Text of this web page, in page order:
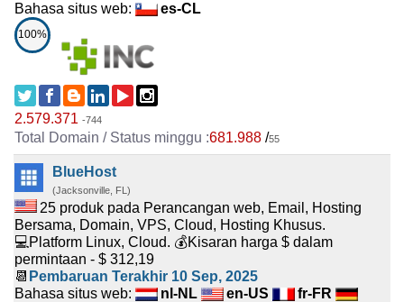
Bahasa situs web:
es-CL
100%
2.579.371 -744
681.988 /55
BlueHost
(Jacksonville, FL)
25 produk pada Perancangan web, Email, Hosting
Bersama, Domain, VPS, Cloud, Hosting Khusus.
💻Platform Linux, Cloud. 💰Kisaran harga $ dalam
permintaan - $ 312,19
📆 Pembaruan Terakhir 10 Sep, 2025
Bahasa situs web:
nl-NL en-US
fr-FR